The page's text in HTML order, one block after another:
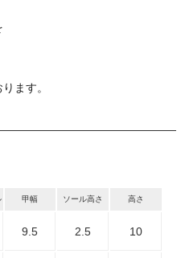
ます。
甲幅 ソール高さ 高さ
9.5 2.5 10